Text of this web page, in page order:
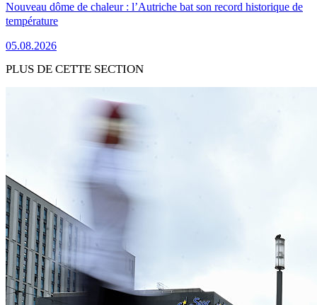
Nouveau dôme de chaleur : l’Autriche bat son record historique de
température
05.08.2026
PLUS DE CETTE SECTION